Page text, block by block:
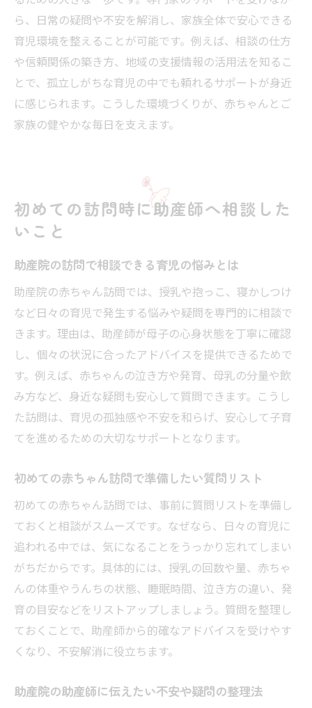
訪問を受ける前に知っておきたい心得
助産院の赤ちゃん訪問前に知るべき心構え
訪問前に確認したい助産院のサポート内容
赤ちゃん訪問を受ける際の準備と心の余裕
づくり
助産院赤ちゃん訪問で不安を減らすための
助産院の訪問を前向きに活用するための心
得
断るか迷ったときの赤ちゃん訪問活用法
助産院の赤ちゃん訪問を断るか迷うときの
助産院の訪問を検討する際に考えたいポイ
ント
赤ちゃん訪問が強制でない理由と活用のヒ
ント
訪問不要と感じたときも助産院の情報は役
助産院赤ちゃん訪問の柔軟な活用方法を知
ろう
赤ちゃん訪問で孤立や不安を和らげるコツ
助産院の赤ちゃん訪問で感じる孤立を軽減
する方法
赤ちゃん訪問で不安や悩みを打ち明けるコ
ツ
助産院訪問を通じてつながる地域のサポー
ト
赤ちゃん訪問が孤独育児を防ぐ支援となる
ら、日常の疑問や不安を解消し、家族全体で安心できる
育児環境を整えることが可能です。例えば、相談の仕方
や信頼関係の築き方、地域の支援情報の活用法を知るこ
とで、孤立しがちな育児の中でも頼れるサポートが身近
に感じられます。こうした環境づくりが、赤ちゃんとご
家族の健やかな毎日を支えます。
初めての訪問時に助産師へ相談した
いこと
助産院の訪問で相談できる育児の悩みとは
助産院の赤ちゃん訪問では、授乳や抱っこ、寝かしつけ
など日々の育児で発生する悩みや疑問を専門的に相談で
きます。理由は、助産師が母子の心身状態を丁寧に確認
し、個々の状況に合ったアドバイスを提供できるためで
す。例えば、赤ちゃんの泣き方や発育、母乳の分量や飲
み方など、身近な疑問も安心して質問できます。こうし
た訪問は、育児の孤独感や不安を和らげ、安心して子育
てを進めるための大切なサポートとなります。
初めての赤ちゃん訪問で準備したい質問リスト
初めての赤ちゃん訪問では、事前に質問リストを準備し
ておくと相談がスムーズです。なぜなら、日々の育児に
追われる中では、気になることをうっかり忘れてしまい
がちだからです。具体的には、授乳の回数や量、赤ちゃ
んの体重やうんちの状態、睡眠時間、泣き方の違い、発
育の目安などをリストアップしましょう。質問を整理し
ておくことで、助産師から的確なアドバイスを受けやす
くなり、不安解消に役立ちます。
助産院の助産師に伝えたい不安や疑問の整理法